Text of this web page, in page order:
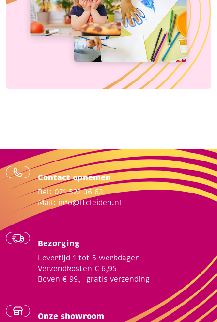
Contact opnemen
Bel: 071 522 36 63
Mail: info@ltcleiden.nl
Bezorging
Levertijd 1 tot 5 werkdagen
Verzendkosten € 6,95
Boven € 99,- gratis verzending
Onze showroom